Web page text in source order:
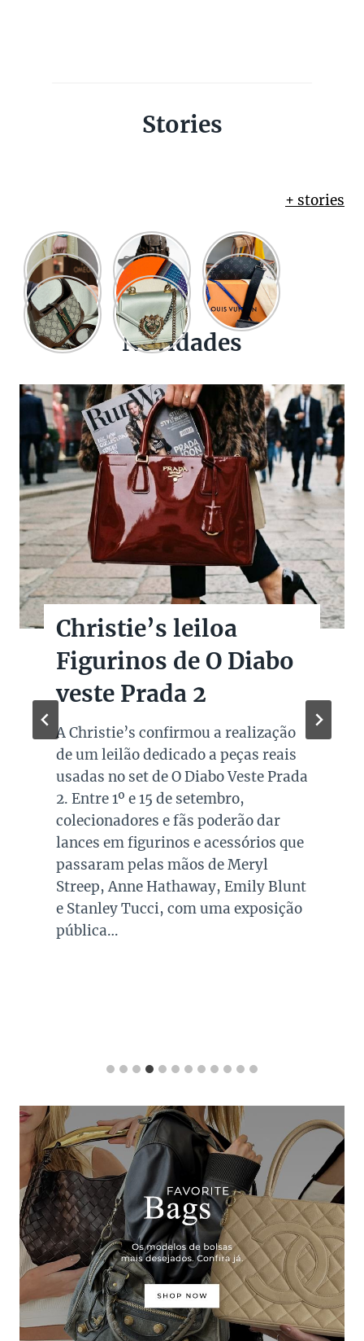
Stories
+ stories
Novidades
Christie’s leiloa
Figurinos de O Diabo
veste Prada 2
A Christie’s confirmou a realização
de um leilão dedicado a peças reais
usadas no set de O Diabo Veste Prada
2. Entre 1º e 15 de setembro,
colecionadores e fãs poderão dar
lances em figurinos e acessórios que
passaram pelas mãos de Meryl
Streep, Anne Hathaway, Emily Blunt
e Stanley Tucci, com uma exposição
pública…